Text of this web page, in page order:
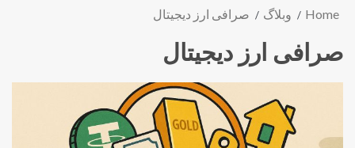
Home وبلاگ صرافی ارز دیجیتال
صرافی ارز دیجیتال